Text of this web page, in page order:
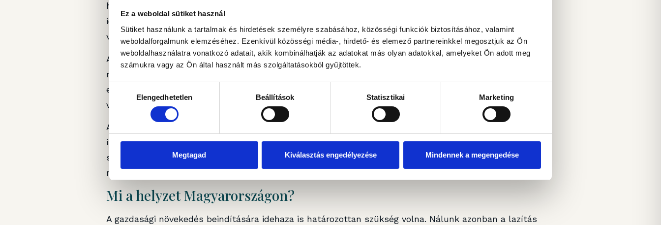
Ez a weboldal sütiket használ
Sütiket használunk a tartalmak és hirdetések személyre szabásához, közösségi funkciók biztosításához, valamint
weboldalforgalmunk elemzéséhez. Ezenkívül közösségi média-, hirdető- és elemező partnereinkkel megosztjuk az Ön
weboldalhasználatra vonatkozó adatait, akik kombinálhatják az adatokat más olyan adatokkal, amelyeket Ön adott meg
számukra vagy az Ön által használt más szolgáltatásokból gyűjtöttek.
Hozzájárulás
kiválasztásaElengedhetetlen Beállítások Statisztikai Marketing
Megtagad Kiválasztás engedélyezése Mindennek a megengedése
hangot ütöttek meg, elkezdtek a májusi kamatcsökkentés növekvő esélyéről beszélni, illetve arról, hogy
idén 50-100 bázisponttal csökkenhet az alapkamat, sőt ez a májusi (vagy ha nem májusi, akkor júniusi
vagy júliusi) kamatcsökkentés rögtön 50 bázispontos lehet.
A kamatcsökkentési terveik változását az infláció alakulásával magyarázták – miszerint az első
negyedévben az infláció a várakozásuknál kedvezőbben alakult. Az év egészére a jegybank novemberi
előrejelzése 5,6 százalékos inflációt várt, ezzel szemben az első negyedéves infláció „csak” 4,9 százalék
volt – ami viszont még mindig érdemben magasabb a 2,5 százalékos jegybanki célnál.
A jegybanki döntéshozók kommentárjaiban viszont itt is felmerült a gyenge gazdasági teljesítmény mint
indok – lehet tehát, hogy az inflációt háttérbe szorítja a GDP? Tegyük hozzá: a lengyel GDP tavaly 2,9
százalékkal nőtt, ami a mostani környezetben kifejezetten jó teljesítmény, míg idénre a jegybank
novemberben (tehát a vámháború kitörése előtt) 3,4 százalékos növekedést várt.
Mi a helyzet Magyarországon?
A gazdasági növekedés beindítására idehaza is határozottan szükség volna. Nálunk azonban a lazítás